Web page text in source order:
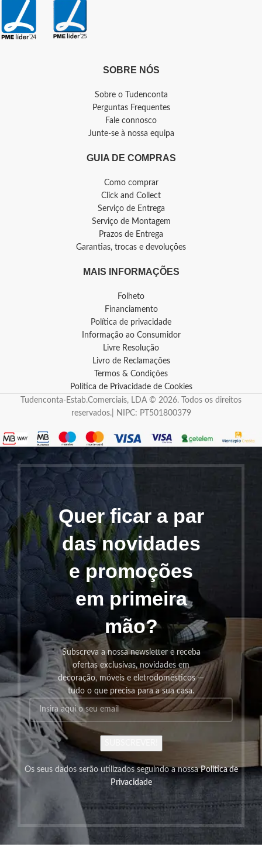
SOBRE NÓS
Sobre o Tudenconta
Perguntas Frequentes
Fale connosco
Junte-se à nossa equipa
GUIA DE COMPRAS
Como comprar
Click and Collect
Serviço de Entrega
Serviço de Montagem
Prazos de Entrega
Garantias, trocas e devoluções
MAIS INFORMAÇÕES
Folheto
Financiamento
Política de privacidade
Informação ao Consumidor
Livre Resolução
Livro de Reclamações
Termos & Condições
Política de Privacidade de Cookies
Tudenconta-Estab.Comerciais, LDA © 2026. Todos os direitos
reservados.| NIPC: PT501800379
Quer ficar a par
das novidades
e promoções
em primeira
mão?
Subscreva a nossa newsletter e receba
ofertas exclusivas, novidades em
decoração, móveis e eletrodomésticos —
tudo o que precisa para a sua casa.
Os seus dados serão utilizados seguindo a nossaPolitica de
Privacidade